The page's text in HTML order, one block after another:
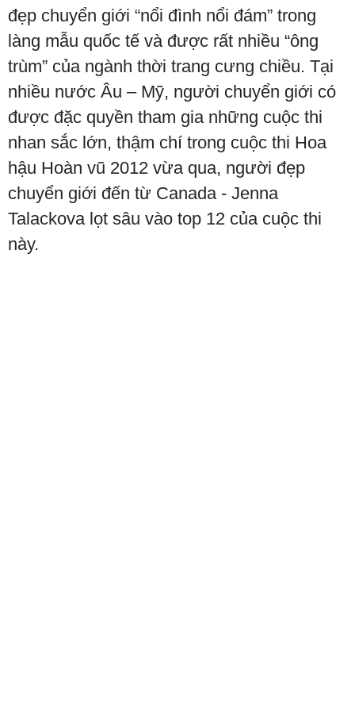
đẹp chuyển giới “nổi đình nổi đám” trong
làng mẫu quốc tế và được rất nhiều “ông
trùm” của ngành thời trang cưng chiều. Tại
nhiều nước Âu – Mỹ, người chuyển giới có
được đặc quyền tham gia những cuộc thi
nhan sắc lớn, thậm chí trong cuộc thi Hoa
hậu Hoàn vũ 2012 vừa qua, người đẹp
chuyển giới đến từ Canada - Jenna
Talackova lọt sâu vào top 12 của cuộc thi
này.